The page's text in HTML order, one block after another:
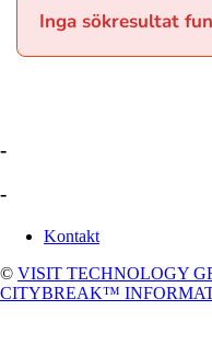
Inga sökresultat
-
-
Kontakt
© VISIT TECHNOLOGY
CITYBREAK™